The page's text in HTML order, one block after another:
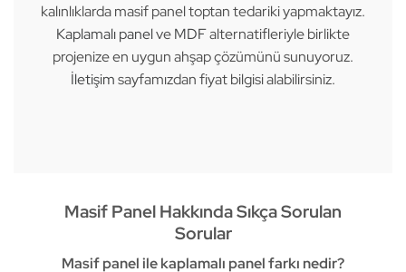
kalınlıklarda masif panel toptan tedariki yapmaktayız.
Kaplamalı panelveMDFalternatifleriyle birlikte
projenize en uygun ahşap çözümünü sunuyoruz.
İletişimsayfamızdan fiyat bilgisi alabilirsiniz.
Masif Panel Hakkında Sıkça Sorulan
Sorular
Masif panel ile kaplamalı panel farkı nedir?